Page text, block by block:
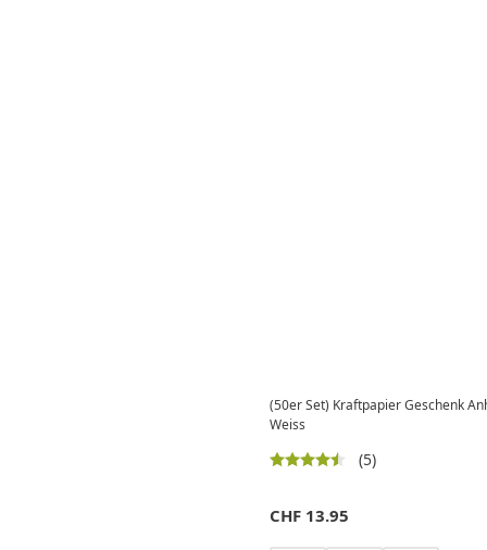
(50er Set) Kraftpapier Geschenk
Weiss
(5)
CHF 13.95